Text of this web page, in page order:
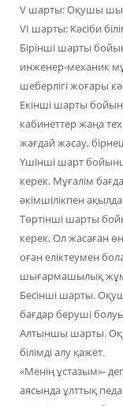
V шарты: Оқушы
VI шарты: Кәсіби
Бірінші шарты
инженер-механик
шеберлігі жоғары
Екінші шарты
кабинеттер жаңа
жағдай жасау,
Үшінші шарт
керек. Мұғалім
әкімшілікпен
Төртінші шарты
керек. Ол жасаған
оған еліктеумен
шығармашылық
Бесінші шарты.
бағдар беруші
Алтыншы шарты.
білімді алу қажет.
«Менің ұстазым»-
аясында ұлттық